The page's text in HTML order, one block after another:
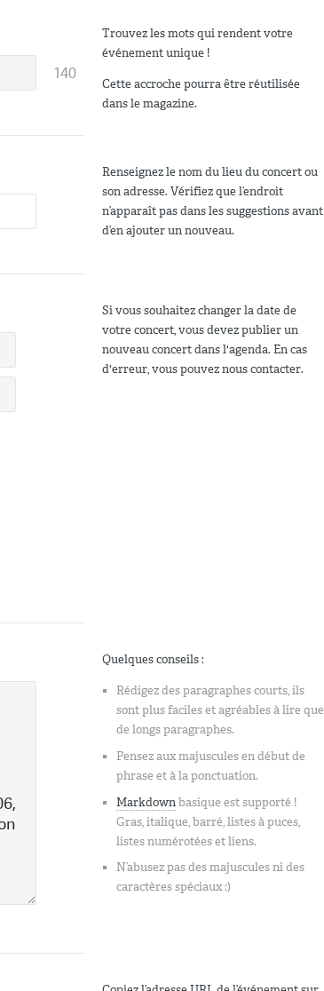
140
Trouvez les mots qui rendent votre
événement unique !
Cette accroche pourra être réutilisée
dans le magazine.
Renseignez le nom du lieu du concert ou
son adresse. Vérifiez que l’endroit
n’apparaît pas dans les suggestions avant
d’en ajouter un nouveau.
Si vous souhaitez changer la date de
votre concert, vous devez publier un
nouveau concert dans l'agenda. En cas
d'erreur, vous pouvez nous contacter.
Quelques conseils :
Rédigez des paragraphes courts, ils
sont plus faciles et agréables à lire que
de longs paragraphes.
Pensez aux majuscules en début de
phrase et à la ponctuation.
Markdownbasique est supporté !
Gras, italique, barré, listes à puces,
listes numérotées et liens.
N’abusez pas des majuscules ni des
caractères spéciaux :)